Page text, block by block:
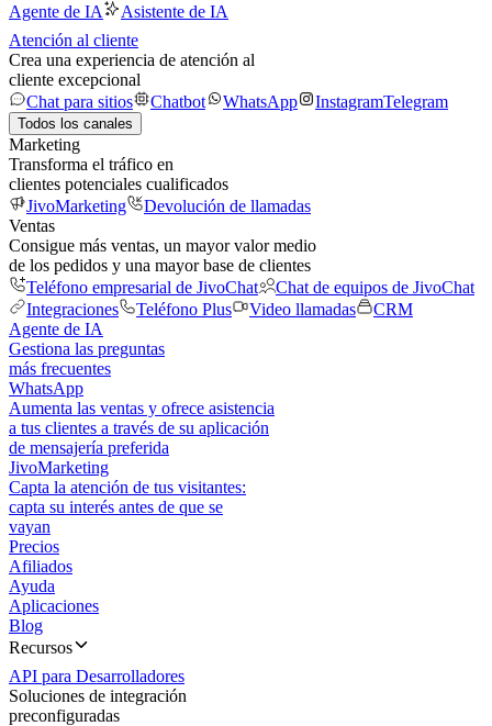
Agente de IA
Asistente de IA
Atención al cliente
Crea una experiencia de atención al
cliente excepcional
Chat para sitios
Chatbot WhatsApp InstagramTelegram
Todos los canales
Marketing
Transforma el tráfico en
clientes potenciales cualificados
JivoMarketing
Devolución de llamadas
Ventas
Consigue más ventas, un mayor valor medio
de los pedidos y una mayor base de clientes
Teléfono empresarial de JivoChat
Chat de equipos de JivoChat
Integraciones
Teléfono Plus Video llamadas
CRM
Agente de IA
Gestiona las preguntas
más frecuentes
WhatsApp
Aumenta las ventas y ofrece asistencia
a tus clientes a través de su aplicación
de mensajería preferida
JivoMarketing
Capta la atención de tus visitantes:
capta su interés antes de que se
vayan
Precios
Afiliados
Ayuda
Aplicaciones
Blog
Recursos
API para Desarrolladores
Soluciones de integración
preconfiguradas